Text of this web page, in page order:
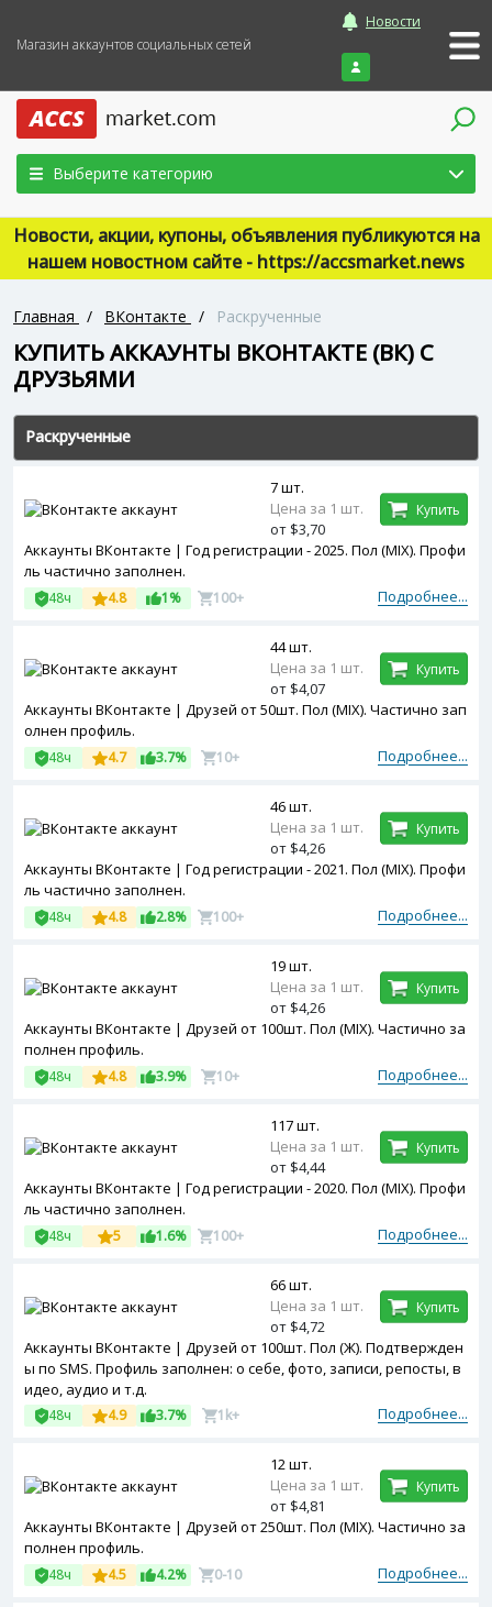
Магазин аккаунтов социальных сетей
Новости
Войти
Выберите категорию
Новости, акции, купоны, объявления публикуются на
нашем новостном сайте - https://accsmarket.news
Главная / ВКонтакте / Раскрученные
КУПИТЬ АККАУНТЫ ВКОНТАКТЕ (ВК) C
ДРУЗЬЯМИ
Раскрученные
Аккаунты ВКонтакте | Год регистрации - 2025. Пол (MIX). Профи
ль частично заполнен.
Подробнее...
48ч 4.8 1% 100+
7 шт.
Цена за 1 шт.
от $3,70
Купить
Аккаунты ВКонтакте | Друзей от 50шт. Пол (MIX). Частично зап
олнен профиль.
Подробнее...
48ч 4.7 3.7% 10+
44 шт.
Цена за 1 шт.
от $4,07
Купить
Аккаунты ВКонтакте | Год регистрации - 2021. Пол (MIX). Профи
ль частично заполнен.
Подробнее...
48ч 4.8 2.8% 100+
46 шт.
Цена за 1 шт.
от $4,26
Купить
Аккаунты ВКонтакте | Друзей от 100шт. Пол (MIX). Частично за
полнен профиль.
Подробнее...
48ч 4.8 3.9% 10+
19 шт.
Цена за 1 шт.
от $4,26
Купить
Аккаунты ВКонтакте | Год регистрации - 2020. Пол (MIX). Профи
ль частично заполнен.
Подробнее...
48ч 5 1.6% 100+
117 шт.
Цена за 1 шт.
от $4,44
Купить
Аккаунты ВКонтакте | Друзей от 100шт. Пол (Ж). Подтвержден
ы по SMS. Профиль заполнен: о себе, фото, записи, репосты, в
идео, аудио и т.д.
Подробнее...
48ч 4.9 3.7% 1k+
66 шт.
Цена за 1 шт.
от $4,72
Купить
Аккаунты ВКонтакте | Друзей от 250шт. Пол (MIX). Частично за
полнен профиль.
Подробнее...
48ч 4.5 4.2% 0-10
12 шт.
Цена за 1 шт.
от $4,81
Купить